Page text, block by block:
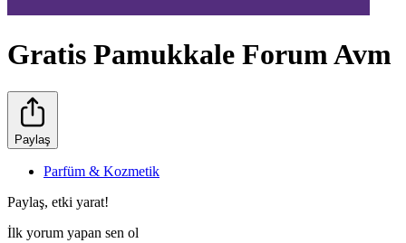
Gratis Pamukkale Forum Avm
Paylaş
Parfüm & Kozmetik
Paylaş, etki yarat!
İlk yorum yapan sen ol